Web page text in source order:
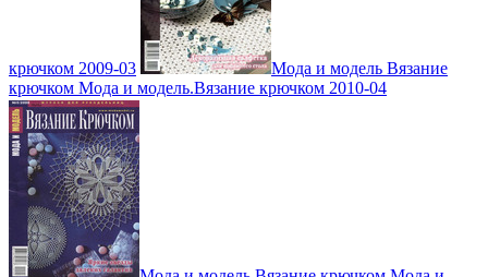
крючком 2009-03
Мода и модель Вязание
крючком Мода и модель.Вязание крючком 2010-04